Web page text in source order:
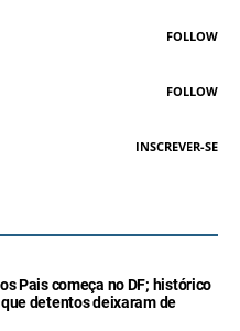
FOLLOW
FOLLOW
INSCREVER-SE
Pais começa no DF; histórico
detentos deixaram de